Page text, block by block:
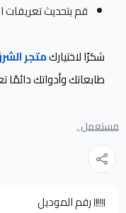
قم بتحديث تعريفات
شكرًا لاختياركمتجر
طابعاتك وأدواتك دائمًا
مستعمل ,
رقم الموديل